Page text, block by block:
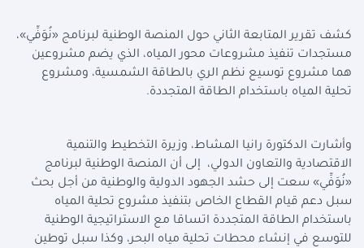
كشف تقرير المتابعة الثاني حول المنصة الوطنية لبرنامج «نُوَفِّي»،
مستجدات تنفيذ مشروعات محور المياه، الذي يضم مشروعين
هما مشروع توسيع نظم الري بالطاقة الشمسية، ومشروع
تحلية المياه باستخدام الطاقة المتجددة.
وأشارت الدكتورة رانيا المشاط، وزيرة التخطيط والتنمية
الاقتصادية والتعاون الدولي، إلى أن المنصة الوطنية لبرنامج
«نُوَفِّي» سعت إلى حشد الجهود الدولية والوطنية من أجل بحث
سبل دعم قيام القطاع الخاص بتنفيذ مشروع تحلية المياه
باستخدام الطاقة المتجددة اتساقا مع الاستراتيجية الوطنية
للتوسع في إنشاء محطات تحلية مياه البحر، وكذا سبل توطين